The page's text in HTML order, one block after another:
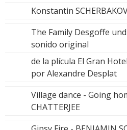
Konstantin
The Family Desgoffe
sonido original
de la plícula El Gran
por Alexandre Desplat
Village dance - Going
CHATTERJEE